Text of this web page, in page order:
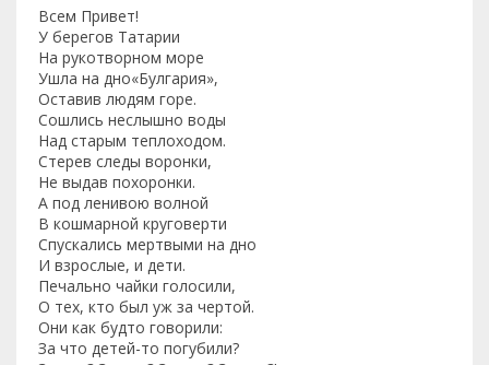
Всем Привет!
У берегов Татарии
На рукотворном море
Ушла на дно«Булгария»,
Оставив людям горе.
Сошлись неслышно воды
Над старым теплоходом.
Стерев следы воронки,
Не выдав похоронки.
А под ленивою волной
В кошмарной круговерти
Спускались мертвыми на дно
И взрослые, и дети.
Печально чайки голосили,
О тех, кто был уж за чертой.
Они как будто говорили:
За что детей-то погубили?